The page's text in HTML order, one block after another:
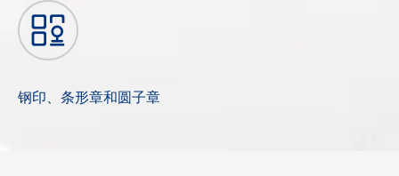
钢印、条形章和圆子章